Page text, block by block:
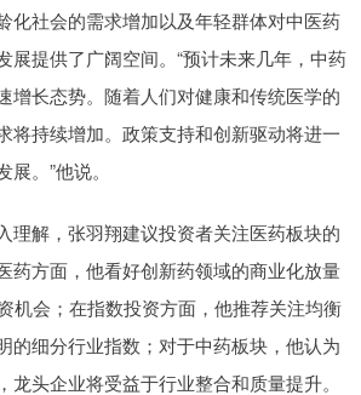
化社会的需求增加以及年轻群体对中医药
展提供了广阔空间。“预计未来几年，中药
增长态势。随着人们对健康和传统医学的
将持续增加。政策支持和创新驱动将进一
。”他说。
解，张羽翔建议投资者关注医药板块的
药方面，他看好创新药领域的商业化放量
机会；在指数投资方面，他推荐关注均衡
的细分行业指数；对于中药板块，他认为
龙头企业将受益于行业整合和质量提升。